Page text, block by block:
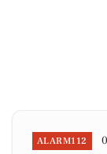
ALARM112